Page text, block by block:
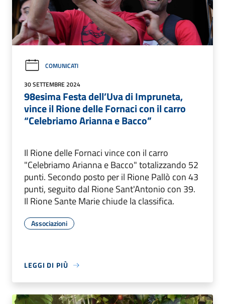
COMUNICATI
30 SETTEMBRE 2024
98esima Festa dell’Uva di Impruneta,
vince il Rione delle Fornaci con il carro
“Celebriamo Arianna e Bacco”
Il Rione delle Fornaci vince con il carro
"Celebriamo Arianna e Bacco" totalizzando 52
punti. Secondo posto per il Rione Pallò con 43
punti, seguito dal Rione Sant'Antonio con 39.
Il Rione Sante Marie chiude la classifica.
Associazioni
LEGGI DI PIÙ